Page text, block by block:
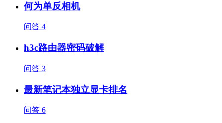
何为单反相机
问答 4
h3c路由器密码破解
问答 3
最新笔记本独立显卡排名
问答 6